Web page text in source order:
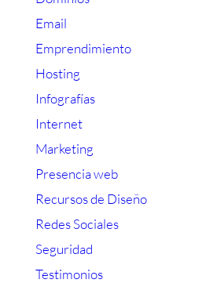
Email
Emprendimiento
Hosting
Infografías
Internet
Marketing
Presencia web
Recursos de Diseño
Redes Sociales
Seguridad
Testimonios